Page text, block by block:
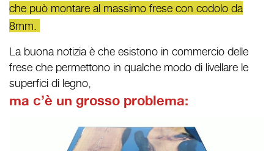
che può montare al massimo frese con codolo da
8mm.
La buona notizia è che esistono in commercio delle
frese che permettono in qualche modo di livellare le
superfici di legno,
ma c’è un grosso problema: